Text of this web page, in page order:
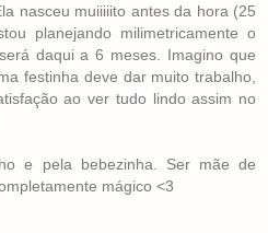
nasceu muiiiiito antes da hora (25
planejando milimetricamente o
daqui a 6 meses. Imagino que
festinha deve dar muito trabalho,
ao ver tudo lindo assim no
e pela bebezinha. Ser mãe de
mágico <3